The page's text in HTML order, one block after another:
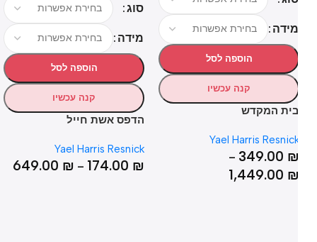
הוספה לסל
קנה עכשיו
המקדש
Yael Harris
349.00
–
1,449.00
סוג
מידה
הוספה לסל
קנה עכשיו
הדפס אשת חייל
Yael Harris Resnick
174.00
–
649.00₪